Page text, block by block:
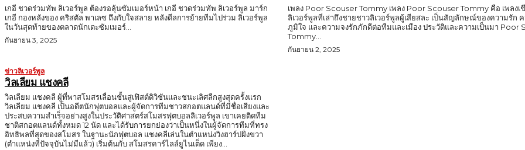
เกอี ชวดร่วมทัพ ลิเวอร์พูล ต้องรอลุ้นซัมเมอร์หน้า เกอี ชวดร่วมทัพ ลิเวอร์พูล มาร์ก
เกอี กองหลังของ คริสตัล พาเลซ ถึงกับใจสลาย หลังดีลการย้ายทีมไปร่วม ลิเวอร์พูล
ในวันสุดท้ายของตลาดนักเตะซัมเมอร์...
กันยายน 3, 2025
เพลง Poor Scouser Tommy เพลง Poor Scouser Tommy คือ เพลงเ
ลิเวอร์พูลที่เล่าถึงชายชาวลิเวอร์พูลผู้เสียสละ เป็นสัญลักษณ์ของความรัก
ภูมิใจ และความจงรักภักดีต่อทีมและเมือง ประวัติและความเป็นมา Poor
Tommy...
กันยายน 2, 2025
ข่าวลิเวอร์พูล
วิลเลียม แชงคลี
วิลเลียม แชงคลี ผู้ที่พาสโมสรเลื่อนชั้นสู่เฟิสต์ดิวิชันและชนะเลิศลีกสูงสุดครั้งแรก
วิลเลียม แชงคลี เป็นอดีตนักฟุตบอลและผู้จัดการทีมชาวสกอตแลนด์ที่มีชื่อเสียงและ
ประสบความสำเร็จอย่างสูงในประวัติศาสตร์สโมสรฟุตบอลลิเวอร์พูล เขาเคยติดทีม
ชาติสกอตแลนด์ทั้งหมด 12 นัด และได้รับการยกย่องว่าเป็นหนึ่งในผู้จัดการทีมที่ทรง
อิทธิพลที่สุดของสโมสร ในฐานะนักฟุตบอล แชงคลีเล่นในตำแหน่งวิงฮาร์ปฝั่งขวา
(ตำแหน่งที่ปัจจุบันไม่มีแล้ว) เริ่มต้นกับ สโมสรคาร์ไลล์ยูไนเต็ด เพียง...